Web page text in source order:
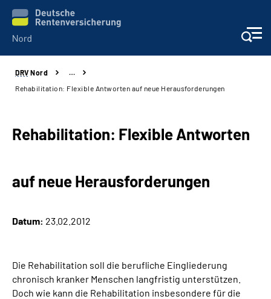
Aktuelles
Presse
Online-Services
DRV Nord
…
Rehabilitation: Flexible Antworten auf neue Herausforderungen
Rehabilitation: Flexible Antworten
auf neue Herausforderungen
Datum: 23.02.2012
Die Rehabilitation soll die berufliche Eingliederung
chronisch kranker Menschen langfristig unterstützen.
Doch wie kann die Rehabilitation insbesondere für die